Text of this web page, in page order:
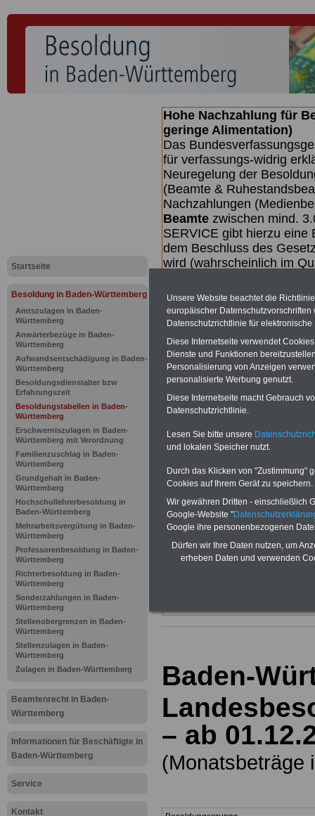
Startseite
Besoldung in Baden-Württemberg
Amtszulagen in Baden-
Württemberg
Anwärterbezüge in Baden-
Württemberg
Aufwandsentschädigung in Baden-
Württemberg
Besoldungsdienstalter bzw
Erfahrungszeit
Besoldungstabellen in Baden-
Württemberg
Erschwerniszulagen in Baden-
Württemberg mit Verordnung
Familienzuschlag in Baden-
Württemberg
Grundgehalt in Baden-
Württemberg
Hochschullehrerbesoldung in
Baden-Württemberg
Mehrarbeitsvergütung in Baden-
Württemberg
Professorenbesoldung in Baden-
Württemberg
Richterbesoldung in Baden-
Württemberg
Sonderzahlungen in Baden-
Württemberg
Stellenobergrenzen in Baden-
Württemberg
Stellenzulagen in Baden-
Württemberg
Zulagen in Baden-Württemberg
Beamtenrecht in Baden-
Württemberg
Informationen für Beschäftigte in
Baden-Württemberg
Service
Kontakt
Hohe Nachzahlung für
geringe Alimentation)
Das
für verfassungs-widrig
Neuregelung der
(Beamte &
Nachzahlungen
Beamte zwischen mind.
SERVICE gibt hierzu eine
dem Beschluss des
wird (wahrscheinlich im
Baden-
ab
25,00 Euro: Wissenswertes für
und Beamte, Beamten-
(Bund/Länder) sowie Beihilferecht
Ländern. Alle drei Ratgeber sind
gegliedert und erläutern auch
Sachverhalte verständlich (auch für
Mitarbeiter des öffentlichen
Baden-Württemberggeeignet).
DasBEHÖRDEN-ABO >>> kann
ACHTUNG Neue Broschüre zum
Baden-
– ab
(Monatsbeträge
Unsere Website beachtet die
europäischer
Datenschutzrichtlinie für
Diese Internetseite verwendet
Dienste und Funktionen
Personalisierung von Anzeigen
personalisierte Werbung genutzt.
Diese Internetseite macht Gebrauch
Datenschutzrichtlinie.
Lesen Sie bitte unsere
und lokalen Speicher nutzt.
Durch das Klicken von "Zustimmung"
Cookies auf Ihrem Gerät zu speichern.
Wir gewähren Dritten - einschließlich
Google-Website "
Google ihre personenbezogenen
Dürfen wir Ihre Daten nutzen, um
erheben Daten und verwenden